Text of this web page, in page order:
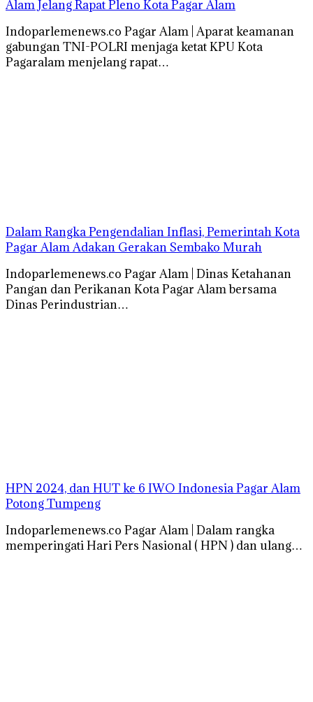
Alam Jelang Rapat Pleno Kota Pagar Alam
Indoparlemenews.co Pagar Alam | Aparat keamanan
gabungan TNI-POLRI menjaga ketat KPU Kota
Pagaralam menjelang rapat…
Dalam Rangka Pengendalian Inflasi, Pemerintah Kota
Pagar Alam Adakan Gerakan Sembako Murah
Indoparlemenews.co Pagar Alam | Dinas Ketahanan
Pangan dan Perikanan Kota Pagar Alam bersama
Dinas Perindustrian…
HPN 2024, dan HUT ke 6 IWO Indonesia Pagar Alam
Potong Tumpeng
Indoparlemenews.co Pagar Alam | Dalam rangka
memperingati Hari Pers Nasional ( HPN ) dan ulang…